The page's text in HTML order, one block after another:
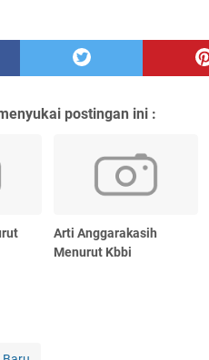
postingan ini :
Arti Anggarakasih
Menurut Kbbi